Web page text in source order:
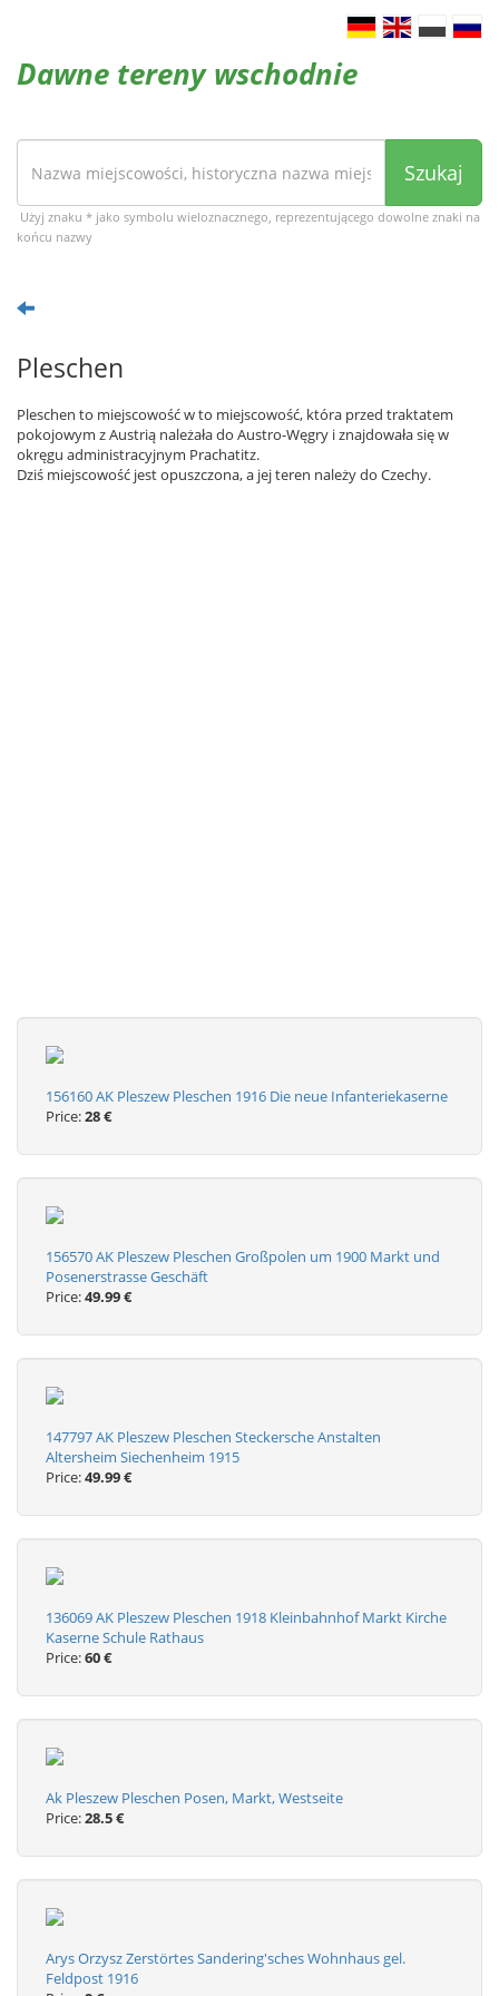
Dawne tereny wschodnie
Szukaj
Użyj znaku * jako symbolu wieloznacznego, reprezentującego dowolne znaki na
końcu nazwy
Pleschen
Pleschen to miejscowość w to miejscowość, która przed traktatem
pokojowym z Austrią należała do Austro-Węgry i znajdowała się w
okręgu administracyjnym Prachatitz.
Dziś miejscowość jest opuszczona, a jej teren należy do Czechy.
156160 AK Pleszew Pleschen 1916 Die neue Infanteriekaserne
Price:28 €
156570 AK Pleszew Pleschen Großpolen um 1900 Markt und
Posenerstrasse Geschäft
Price:49.99 €
147797 AK Pleszew Pleschen Steckersche Anstalten
Altersheim Siechenheim 1915
Price:49.99 €
136069 AK Pleszew Pleschen 1918 Kleinbahnhof Markt Kirche
Kaserne Schule Rathaus
Price:60 €
Ak Pleszew Pleschen Posen, Markt, Westseite
Price:28.5 €
Arys Orzysz Zerstörtes Sandering'sches Wohnhaus gel.
Feldpost 1916